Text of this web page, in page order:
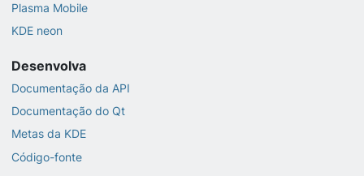
Plasma Mobile
KDE neon
Desenvolva
Documentação da API
Documentação do Qt
Metas da KDE
Código-fonte